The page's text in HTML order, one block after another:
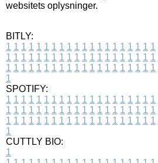
websitets oplysninger.
BITLY:
1 1 1 1 1 1 1 1 1 1 1 1 1 1 1 1 1 1 1 1
1 1 1 1 1 1 1 1 1 1 1 1 1 1 1 1 1 1 1 1
1 1 1 1 1 1 1 1 1 1 1 1 1 1 1 1 1 1 1 1
1
SPOTIFY:
1 1 1 1 1 1 1 1 1 1 1 1 1 1 1 1 1 1 1 1
1 1 1 1 1 1 1 1 1 1 1 1 1 1 1 1 1 1 1 1
1 1 1 1 1 1 1 1 1 1 1 1 1 1 1 1 1 1 1 1
1
CUTTLY BIO:
1